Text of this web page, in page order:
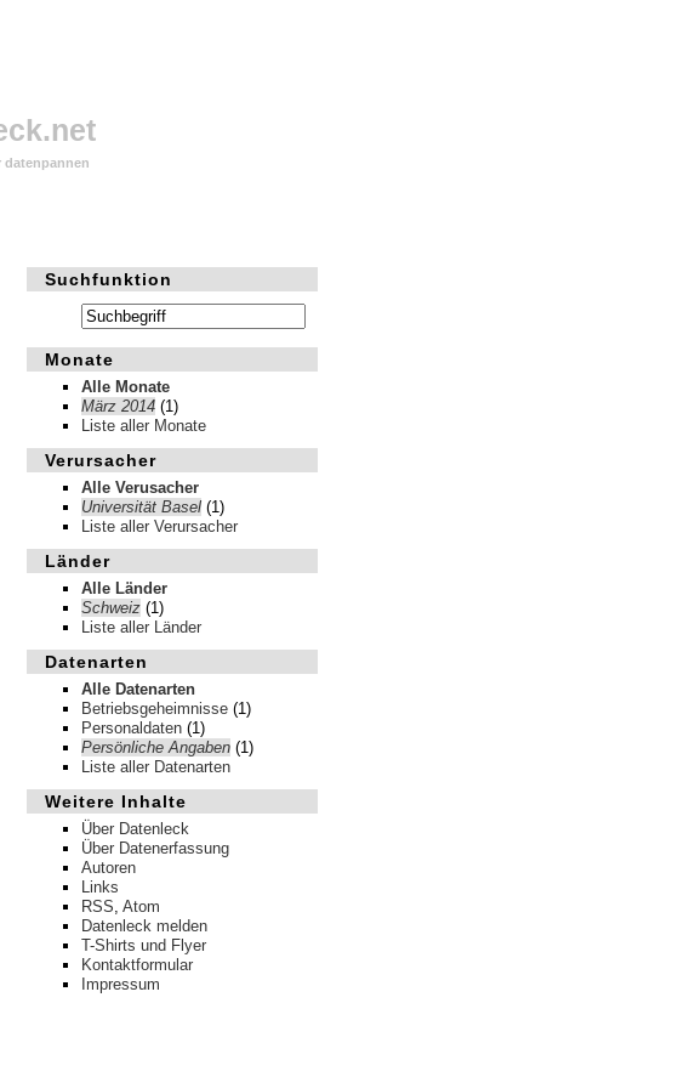
datenpannen
Suchfunktion
Monate
Alle Monate
März 2014 (1)
Liste aller Monate
Verursacher
Alle Verusacher
Universität Basel (1)
Liste aller Verursacher
Länder
Alle Länder
Schweiz (1)
Liste aller Länder
Datenarten
Alle Datenarten
Betriebsgeheimnisse (1)
Personaldaten (1)
Persönliche Angaben (1)
Liste aller Datenarten
Weitere Inhalte
Über Datenleck
Über Datenerfassung
Autoren
Links
RSS, Atom
Datenleck melden
T-Shirts und Flyer
Kontaktformular
Impressum